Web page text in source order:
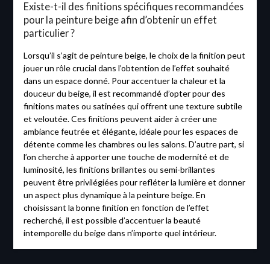
Existe-t-il des finitions spécifiques recommandées
pour la peinture beige afin d’obtenir un effet
particulier ?
Lorsqu’il s’agit de peinture beige, le choix de la finition peut
jouer un rôle crucial dans l’obtention de l’effet souhaité
dans un espace donné. Pour accentuer la chaleur et la
douceur du beige, il est recommandé d’opter pour des
finitions mates ou satinées qui offrent une texture subtile
et veloutée. Ces finitions peuvent aider à créer une
ambiance feutrée et élégante, idéale pour les espaces de
détente comme les chambres ou les salons. D’autre part, si
l’on cherche à apporter une touche de modernité et de
luminosité, les finitions brillantes ou semi-brillantes
peuvent être privilégiées pour refléter la lumière et donner
un aspect plus dynamique à la peinture beige. En
choisissant la bonne finition en fonction de l’effet
recherché, il est possible d’accentuer la beauté
intemporelle du beige dans n’importe quel intérieur.